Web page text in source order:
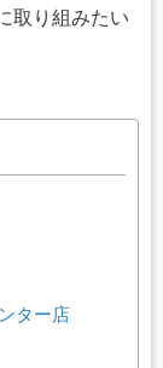
取り組みたい
ター店